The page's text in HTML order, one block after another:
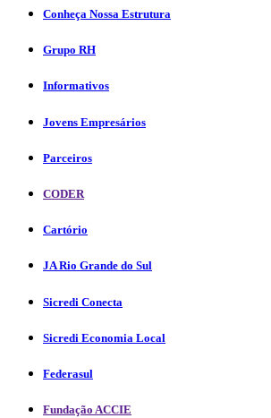
Conheça Nossa Estrutura
Grupo RH
Informativos
Jovens Empresários
Parceiros
CODER
Cartório
JA Rio Grande do Sul
Sicredi Conecta
Sicredi Economia Local
Federasul
Fundação ACCIE